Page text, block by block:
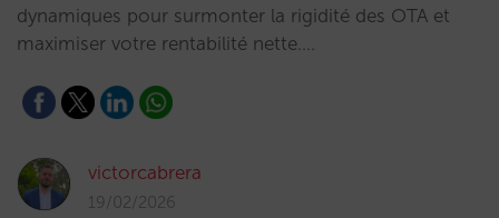
dynamiques pour surmonter la rigidité des OTA et
maximiser votre rentabilité nette.…
victorcabrera
19/02/2026